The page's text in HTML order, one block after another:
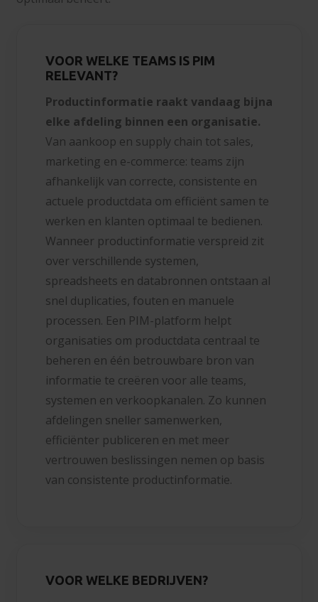
VOOR WELKE TEAMS IS PIM
RELEVANT?
Productinformatie raakt vandaag bijna
elke afdeling binnen een organisatie.
Van aankoop en supply chain tot sales,
marketing en e-commerce: teams zijn
afhankelijk van correcte, consistente en
actuele productdata om efficiënt samen te
werken en klanten optimaal te bedienen.
Wanneer productinformatie verspreid zit
over verschillende systemen,
spreadsheets en databronnen ontstaan al
snel duplicaties, fouten en manuele
processen. Een PIM-platform helpt
organisaties om productdata centraal te
beheren en één betrouwbare bron van
informatie te creëren voor alle teams,
systemen en verkoopkanalen. Zo kunnen
afdelingen sneller samenwerken,
efficiënter publiceren en met meer
vertrouwen beslissingen nemen op basis
van consistente productinformatie.
VOOR WELKE BEDRIJVEN?